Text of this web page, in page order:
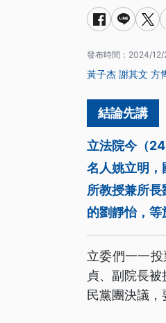
發布時間： 2024/12/
黃子杰 謝其文 方
立法院今（
名人姚立明，
所教授兼所
的劉靜怡，等
立委們一一
貞、副院長
民黨團決議，